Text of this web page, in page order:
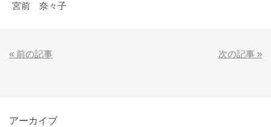
宮前 奈々子
« 前の記事 次の記事 »
アーカイブ